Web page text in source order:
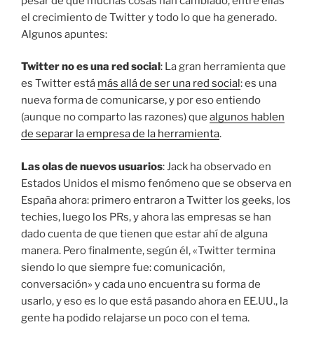
el crecimiento de Twitter y todo lo que ha generado.
Algunos apuntes:
Twitter no es una red social : La gran herramienta que
es Twitter está más allá de ser una red social : es una
nueva forma de comunicarse, y por eso entiendo
(aunque no comparto las razones) que algunos hablen
de separar la empresa de la herramienta.
Las olas de nuevos usuarios: Jack ha observado en
Estados Unidos el mismo fenómeno que se observa en
España ahora: primero entraron a Twitter los geeks, los
techies, luego los PRs, y ahora las empresas se han
dado cuenta de que tienen que estar ahí de alguna
manera. Pero finalmente, según él, «Twitter termina
siendo lo que siempre fue: comunicación,
conversación» y cada uno encuentra su forma de
usarlo, y eso es lo que está pasando ahora en EE.UU., la
gente ha podido relajarse un poco con el tema.